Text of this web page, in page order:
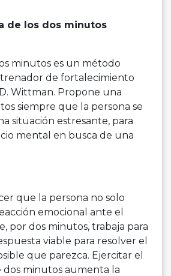
de los dos minutos
minutos es un método
de fortalecimiento
Wittman. Propone una
siempre que la persona se
situación estresante, para
mental en busca de una
que la persona no solo
emocional ante el
por dos minutos, trabaja para
viable para resolver el
que parezca. Ejercitar el
minutos aumenta la